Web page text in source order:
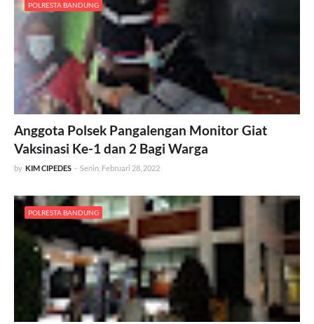
POLRESTA BANDUNG
Anggota Polsek Pangalengan Monitor Giat
Vaksinasi Ke-1 dan 2 Bagi Warga
by KIM CIPEDES - Senin, Februari 28, 2022
POLRESTA BANDUNG